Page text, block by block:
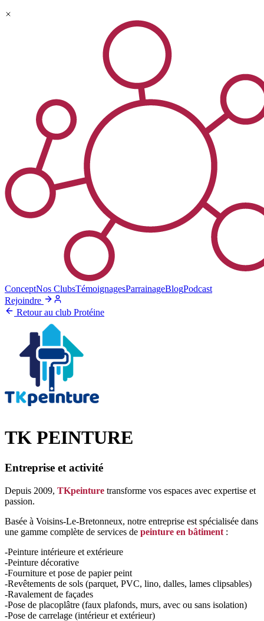
ConceptNos ClubsTémoignagesParrainageBlogPodcast
Rejoindre
Retour au club Protéine
TK PEINTURE
Entreprise et activité
Depuis 2009, TKpeinture transforme vos espaces avec expertise et
passion.
Basée à Voisins-Le-Bretonneux, notre entreprise est spécialisée dans
une gamme complète de services de peinture en bâtiment :
-Peinture intérieure et extérieure
-Peinture décorative
-Fourniture et pose de papier peint
-Revêtements de sols (parquet, PVC, lino, dalles, lames clipsables)
-Ravalement de façades
-Pose de placoplâtre (faux plafonds, murs, avec ou sans isolation)
-Pose de carrelage (intérieur et extérieur)